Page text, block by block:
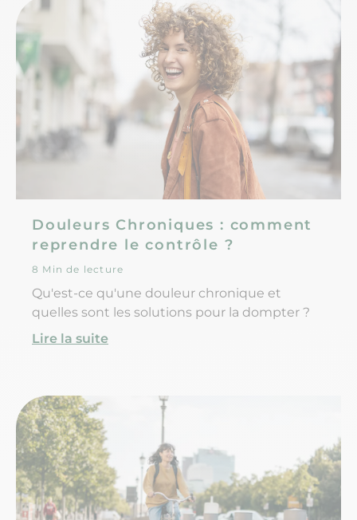
parce que nous vivons davantage, durant
cette période, dans des espaces confinés. Les
virus passent alors plus facilement d'un nez à
l'autre?!
Douleurs Chroniques : comment
reprendre le contrôle ?
8 Min de lecture
Qu'est-ce qu'une douleur chronique et
quelles sont les solutions pour la dompter ?
Lire la suite